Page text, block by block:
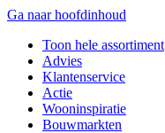
Ga naar hoofdinhoud
Toon hele assortiment
Advies
Klantenservice
Actie
Wooninspiratie
Bouwmarkten